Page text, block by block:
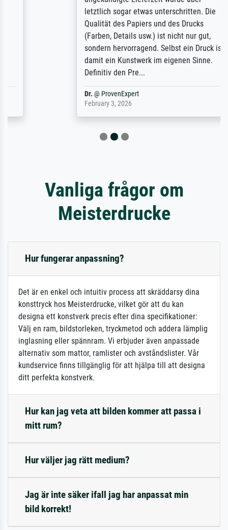
letztlich sogar etwas unterschritten. Die
Qualität des Papiers und des Drucks
(Farben, Details usw.) ist nicht nur gut,
sondern hervorragend. Selbst ein Druck ist
damit ein Kunstwerk im eigenen Sinne.
Definitiv den Pre...
ProvenExpert
February 3, 2026
Vanliga frågor om
Meisterdrucke
Hur fungerar anpassning?
Det är en enkel och intuitiv process att skräddarsy dina
konsttryck hos Meisterdrucke, vilket gör att du kan
designa ett konstverk precis efter dina specifikationer:
Välj en ram, bildstorleken, tryckmetod och addera lämplig
inglasning eller spännram. Vi erbjuder även anpassade
alternativ som mattor, ramlister och avståndslister. Vår
kundservice finns tillgänglig för att hjälpa till att designa
ditt perfekta konstverk.
Hur kan jag veta att bilden kommer att passa i
mitt rum?
Hur väljer jag rätt medium?
Jag är inte säker ifall jag har anpassat min
bild korrekt!